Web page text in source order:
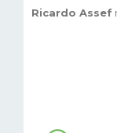
Ricardo Assef